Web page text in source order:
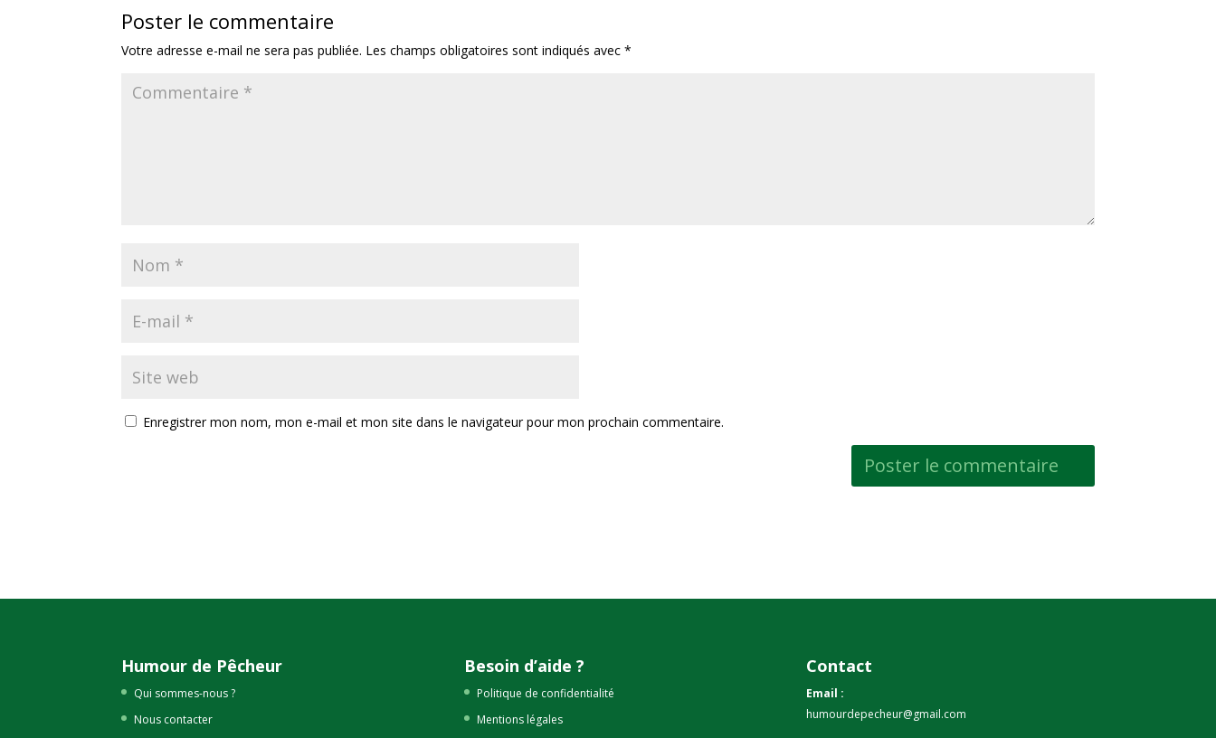
Poster le commentaire
Votre adresse e-mail ne sera pas publiée. Les champs obligatoires sont indiqués avec*
Enregistrer mon nom, mon e-mail et mon site dans le navigateur pour mon prochain commentaire.
Humour de Pêcheur
Qui sommes-nous ?
Nous contacter
Besoin d’aide ?
Politique de confidentialité
Mentions légales
Contact
Email :
humourdepecheur@gmail.com